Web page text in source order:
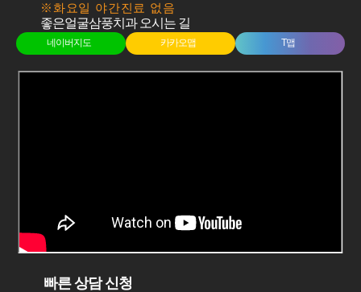
※화요일 야간진료 없음
좋은얼굴삼풍치과 오시는 길
네이버지도 카카오맵 T맵
빠른 상담 신청